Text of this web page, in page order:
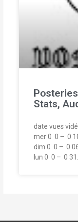
Stats,
date vues
mer 0  0 –  0
dim 0  0 –  0
lun 0  0 –  0